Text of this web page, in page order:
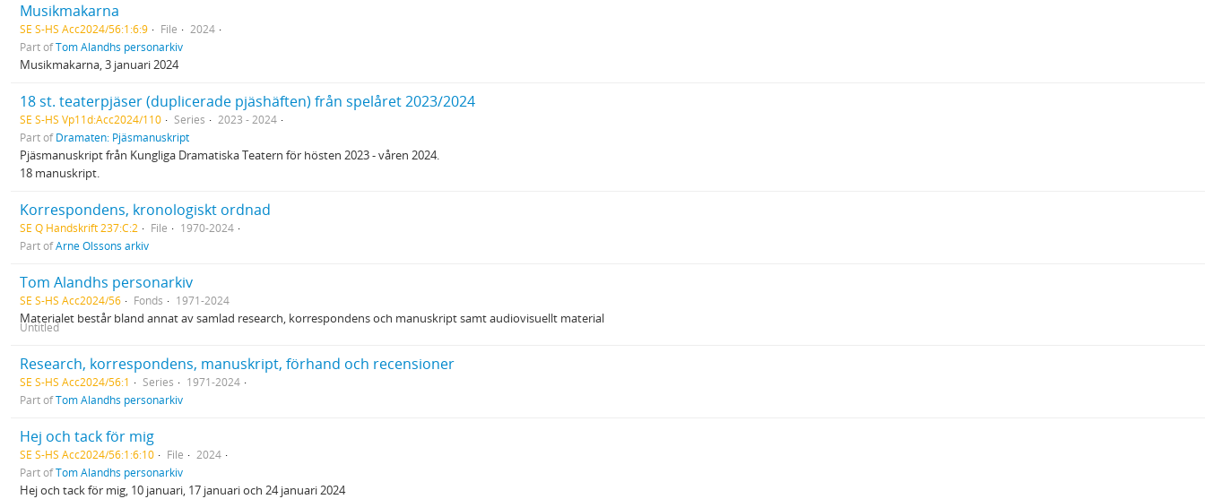
Musikmakarna
SE S-HS Acc2024/56:1:6:9 File
2024
Part ofTom Alandhs personarkiv
Musikmakarna, 3 januari 2024
18 st. teaterpjäser (duplicerade pjäshäften) från spelåret 2023/2024
SE S-HS Vp11d:Acc2024/110 Series
2023 - 2024
Part ofDramaten: Pjäsmanuskript
Pjäsmanuskript från Kungliga Dramatiska Teatern för hösten 2023 - våren 2024.
18 manuskript.
Korrespondens, kronologiskt ordnad
SE Q Handskrift 237:C:2 File
1970-2024
Part ofArne Olssons arkiv
Tom Alandhs personarkiv
SE S-HS Acc2024/56 Fonds 1971-2024
Materialet består bland annat av samlad research, korrespondens och manuskript samt audiovisuellt material
Untitled
Research, korrespondens, manuskript, förhand och recensioner
SE S-HS Acc2024/56:1 Series
1971-2024
Part ofTom Alandhs personarkiv
Hej och tack för mig
SE S-HS Acc2024/56:1:6:10 File
2024
Part ofTom Alandhs personarkiv
Hej och tack för mig, 10 januari, 17 januari och 24 januari 2024